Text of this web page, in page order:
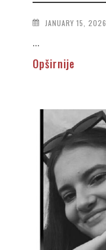
JANUARY 15, 2026
...
Opširnije